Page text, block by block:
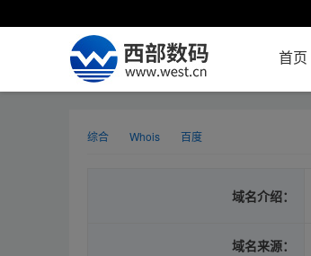
首页
综合 Whois 百度
域名介绍：
域名来源：